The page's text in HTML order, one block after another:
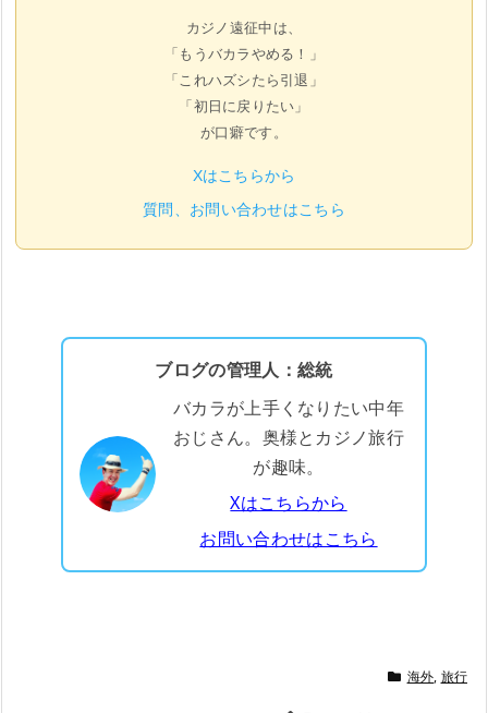
カジノ遠征中は、
「もうバカラやめる！」
「これハズシたら引退」
「初日に戻りたい」
が口癖です。
Xはこちらから
質問、お問い合わせはこちら
ブログの管理人：総統
バカラが上手くなりたい中年
おじさん。奥様とカジノ旅行
が趣味。
Xはこちらから
お問い合わせはこちら
海外, 旅行